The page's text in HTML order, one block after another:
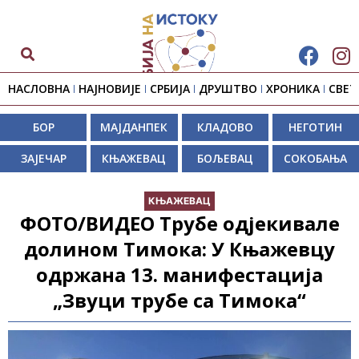
НАСЛОВНА НАЈНОВИЈЕ СРБИЈА ДРУШТВО ХРОНИКА СВЕТ
БОР МАЈДАНПЕК КЛАДОВО НЕГОТИН
ЗАЈЕЧАР КЊАЖЕВАЦ БОЉЕВАЦ СОКОБАЊА
КЊАЖЕВАЦ
ФОТО/ВИДЕО Трубе одјекивале
долином Тимока: У Књажевцу
одржана 13. манифестација
„Звуци трубе са Тимока“